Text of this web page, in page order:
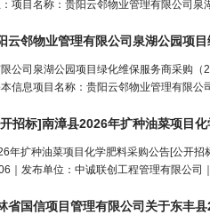
项目名称：贵阳云邻物业管理有限公司
云邻物业管理有限公司泉湖公园项
公司泉湖公园项目绿化维保服务商采购
信息项目名称：贵阳云邻物业管理有限
招标]南漳县2026年扩种油菜项目
年扩种油菜项目化学肥料采购公告[公开
｜发布单位：中诚联创工程管理有限公司
省国信项目管理有限公司关于东丰